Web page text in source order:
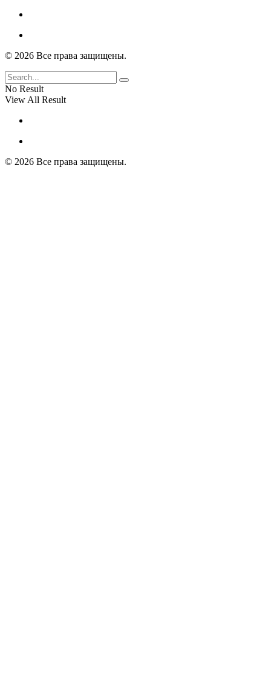
© 2026 Все права защищены.
No Result
View All Result
© 2026 Все права защищены.